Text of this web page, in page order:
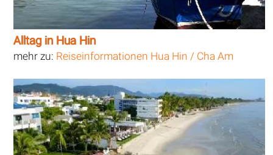
Alltag in Hua Hin
mehr zu: Reiseinformationen Hua Hin / Cha Am